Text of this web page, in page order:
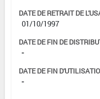
DATE DE RETRAIT DE
01/10/1997
DATE DE FIN DE
-
DATE DE FIN
-